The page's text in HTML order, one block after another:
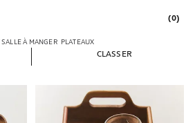
(0)
À MANGER PLATEAUX
CLASSER
Image changée en 1 de 6